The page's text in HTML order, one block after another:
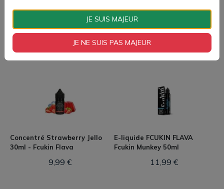
Concentré Freezy Pineapple
30ml - Fcukin Flava
Concentré Smashin
Lemonade 30ml - Fcukin Flava
Concentré Strawberry Jello
30ml - Fcukin Flava
9,99 €
E-liquide FCUKIN FLAVA
Fcukin Munkey 50ml
11,99 €
JE SUIS MAJEUR
JE NE SUIS PAS MAJEUR